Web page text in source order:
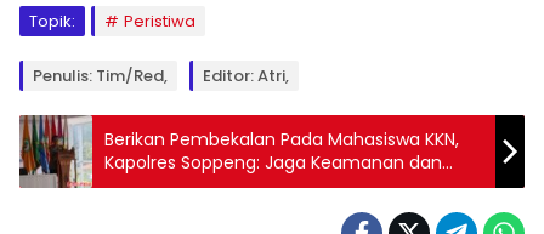
Topik:
Peristiwa
Penulis: Tim/Red, Editor: Atri,
Berikan Pembekalan Pada Mahasiswa KKN,
Kapolres Soppeng: Jaga Keamanan dan
Ketertiban di Lokasi Kegiatan